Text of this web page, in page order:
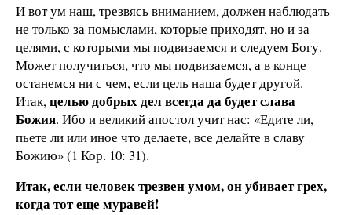
И вот ум наш, трезвясь вниманием, должен наблюдать
не только за помыслами, которые приходят, но и за
целями, с которыми мы подвизаемся и следуем Богу.
Может получиться, что мы подвизаемся, а в конце
останемся ни с чем, если цель наша будет другой.
Итак, целью добрых дел всегда да будет слава
Божия. Ибо и великий апостол учит нас: «Едите ли,
пьете ли или иное что делаете, все делайте в славу
Божию» (1 Кор. 10: 31).
Итак, если человек трезвен умом, он убивает грех,
когда тот еще муравей!